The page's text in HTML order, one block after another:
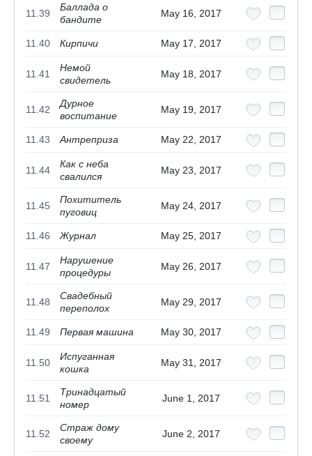
11.39
Баллада о
бандите
May 16, 2017
11.40 Кирпичи May 17, 2017
11.41
Немой
свидетель
May 18, 2017
11.42
Дурное
воспитание
May 19, 2017
11.43 Антреприза May 22, 2017
11.44
Как с неба
свалился
May 23, 2017
11.45
Похититель
пуговиц
May 24, 2017
11.46 Журнал May 25, 2017
11.47
Нарушение
процедуры
May 26, 2017
11.48
Свадебный
переполох
May 29, 2017
11.49 Первая машина May 30, 2017
11.50
Испуганная
кошка
May 31, 2017
11.51
Тринадцатый
номер
June 1, 2017
11.52
Страж дому
своему
June 2, 2017